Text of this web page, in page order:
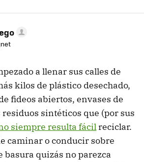
a llenar sus calles de
kilos de plástico desechado,
fideos abiertos, envases de
residuos sintéticos que (por sus
siempre resulta fácil reciclar.
caminar o conducir sobre
basura quizás no parezca